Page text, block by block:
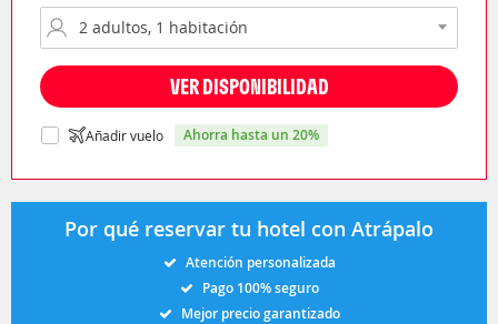
VER DISPONIBILIDAD
Añadir vuelo ahorra hasta un 20%
Por qué reservar tu hotel con Atrápalo
Atención personalizada
Pago 100% seguro
Mejor precio garantizado